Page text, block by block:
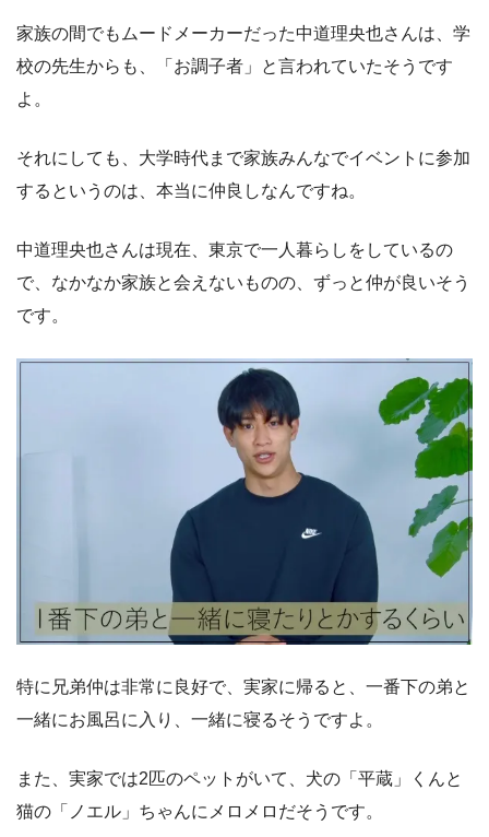
家族の間でもムードメーカーだった中道理央也さんは、学
校の先生からも、「お調子者」と言われていたそうです
よ。
それにしても、大学時代まで家族みんなでイベントに参加
するというのは、本当に仲良しなんですね。
中道理央也さんは現在、東京で一人暮らしをしているの
で、なかなか家族と会えないものの、ずっと仲が良いそう
です。
特に兄弟仲は非常に良好で、実家に帰ると、一番下の弟と
一緒にお風呂に入り、一緒に寝るそうですよ。
また、実家では2匹のペットがいて、犬の「平蔵」くんと
猫の「ノエル」ちゃんにメロメロだそうです。